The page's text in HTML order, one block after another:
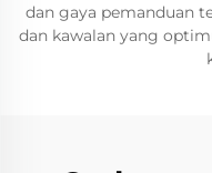
dan gaya pemanduan
dan kawalan yang